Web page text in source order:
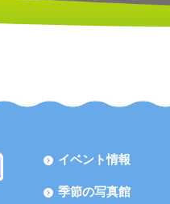
イベント情報
季節の写真館